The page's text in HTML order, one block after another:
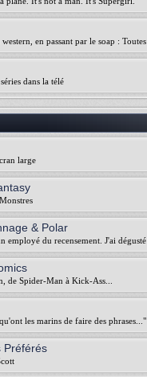
en passant par le soap :
dans la télé
large
& Polar
employé du recensement. J'ai
de Spider-Man à Kick-Ass...
les marins de faire des phrases..."
Préférés